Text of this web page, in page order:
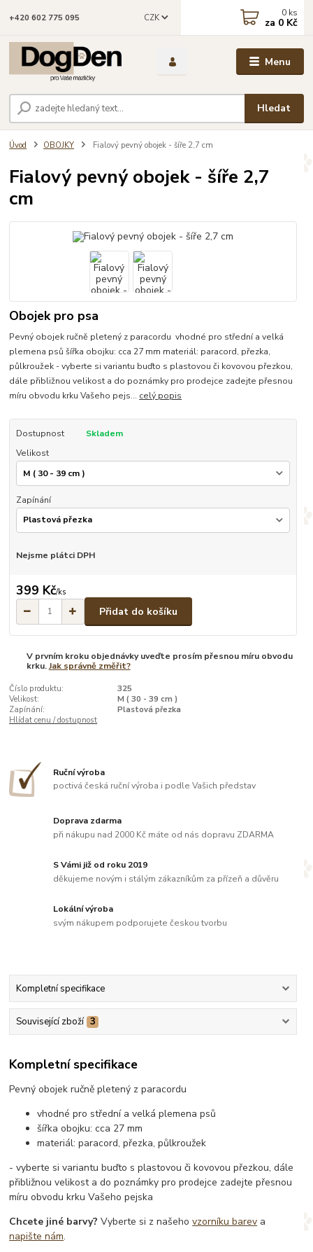
Menu
CZK
Hledat
+420 602 775 095 0 ks
za 0 Kč
Úvod OBOJKY Fialový pevný obojek - šíře 2,7 cm
Fialový pevný obojek - šíře 2,7
cm
Obojek pro psa
Pevný obojek ručně pletený z paracordu vhodné pro střední a velká
plemena psů šířka obojku: cca 27 mm materiál: paracord, přezka,
půlkroužek - vyberte si variantu buďto s plastovou či kovovou přezkou,
dále přibližnou velikost a do poznámky pro prodejce zadejte přesnou
míru obvodu krku Vašeho pejs... celý popis
Dostupnost
Skladem
Velikost
Zapínání
Nejsme plátci DPH
399 Kč/ks
Přidat do košíku
V prvním kroku objednávky uveďte prosím přesnou míru obvodu
krku.Jak správně změřit?
Číslo produktu:
325
Velikost:
M ( 30 - 39 cm )
Zapínání:
Plastová přezka
Hlídat cenu / dostupnost
Ruční výroba
poctivá česká ruční výroba i podle Vašich představ
Doprava zdarma
při nákupu nad 2000 Kč máte od nás dopravu ZDARMA
S Vámi již od roku 2019
děkujeme novým i stálým zákazníkům za přízeň a důvěru
Lokální výroba
svým nákupem podporujete českou tvorbu
Kompletní specifikace
Související zboží 3
Kompletní specifikace
Pevný obojek ručně pletený z paracordu
vhodné pro střední a velká plemena psů
šířka obojku: cca 27 mm
materiál: paracord, přezka, půlkroužek
- vyberte si variantu buďto s plastovou či kovovou přezkou, dále
přibližnou velikost a do poznámky pro prodejce zadejte přesnou
míru obvodu krku Vašeho pejska
Chcete jiné barvy? Vyberte si z našehovzorníku barev a
napište nám.